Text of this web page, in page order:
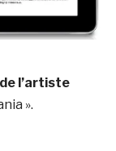
l’artiste
».